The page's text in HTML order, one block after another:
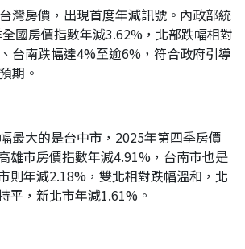
灣房價，出現首度年減訊號。內政部統
國房價指數年減3.62%，北部跌幅相對
台南跌幅達4%至逾6%，符合政府引導
期。
最大的是台中市，2025年第四季房價
雄市房價指數年減4.91%，台南市也是
則年減2.18%，雙北相對跌幅溫和，北
平，新北市年減1.61%。